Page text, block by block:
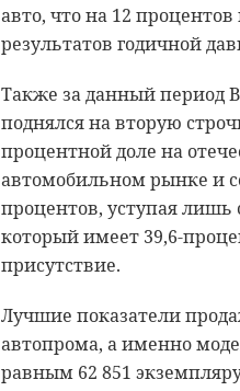
авто, что на 12
результатов годичной
Также за данный период
поднялся на вторую
процентной доле на
автомобильном рынке и
процентов, уступая лишь
который имеет 39,6-
присутствие.
Лучшие показатели
автопрома, а именно
равным 62 851